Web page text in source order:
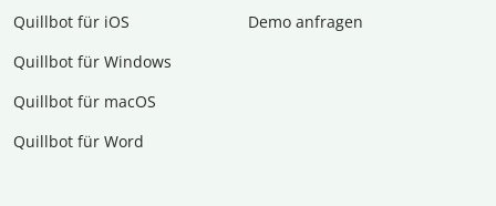
Quillbot für iOS
Quillbot für Windows
Quillbot für macOS
Quillbot für Word
Demo anfragen